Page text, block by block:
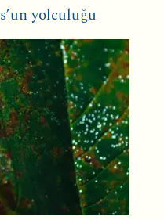
yolculuğu